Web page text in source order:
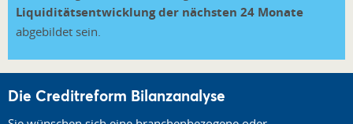
Liquiditätsentwicklung der nächsten 24 Monate
abgebildet sein.
Die Creditreform Bilanzanalyse